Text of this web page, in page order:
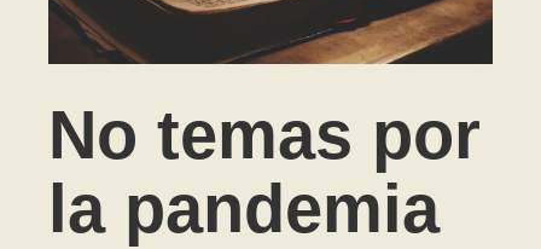
No temas por
la pandemia